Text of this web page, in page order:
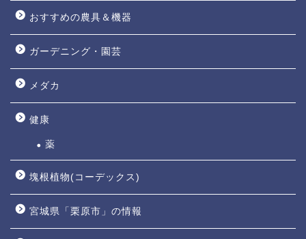
おすすめの農具＆機器
ガーデニング・園芸
メダカ
健康
薬
塊根植物(コーデックス)
宮城県「栗原市」の情報